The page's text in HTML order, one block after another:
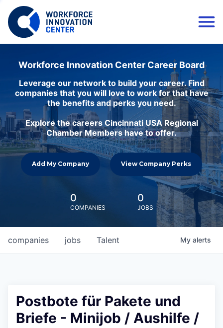
Workforce Innovation Center Career Board
Leverage our network to build your career. Find
companies that you will love to work for that have
the benefits and perks you need.
Explore the careers Cincinnati USA Regional
Chamber Members have to offer.
Add My Company View Company Perks
0
COMPANIES
0
JOBS
jobs
companies Talent My alerts
Postbote für Pakete und
Briefe - Minijob / Aushilfe /